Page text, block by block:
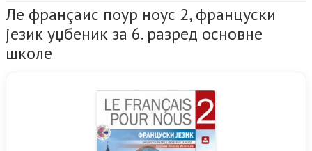
Ле франçаис поур ноус 2, француски
језик уџбеник за 6. разред основне
школе